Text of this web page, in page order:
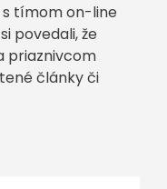
s tímom on-line
povedali, že
priaznivcom
články či